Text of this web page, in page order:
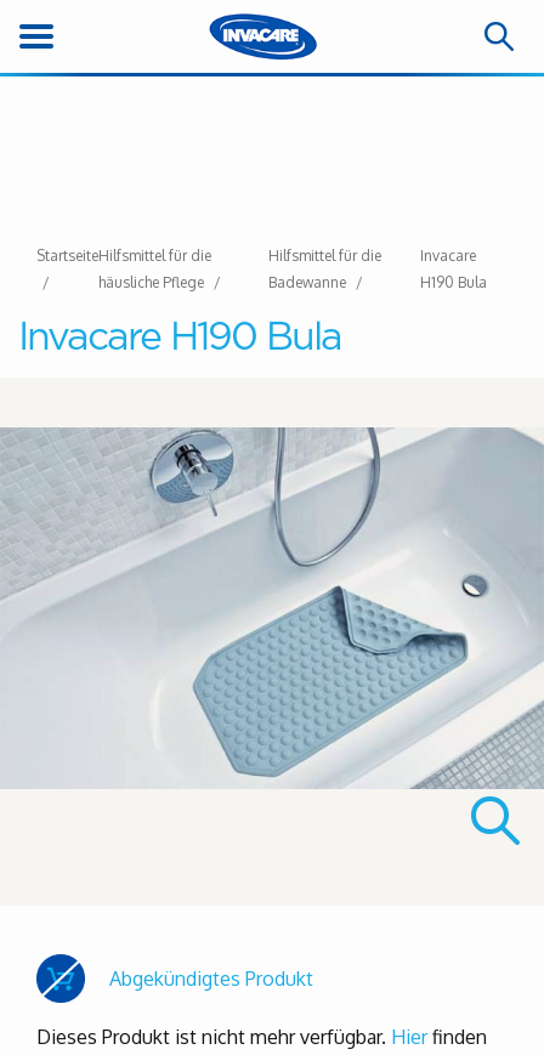
StartseiteHilfsmittel für die
häusliche Pflege
Hilfsmittel für die
Badewanne
Invacare
H190 Bula
Invacare H190 Bula
Abgekündigtes Produkt
Dieses Produkt ist nicht mehr verfügbar. Hierfinden